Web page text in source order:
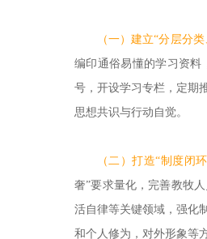
（一）建立“分层分
编印通俗易懂的学习资料
号，开设学习专栏，定期
思想共识与行动自觉。
（二）打造“制度闭
奢”要求量化，完善教牧
活自律等关键领域，强化
和个人修为，对外形象等